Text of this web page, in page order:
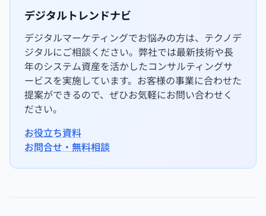
デジタルトレンドナビ
デジタルマーケティングでお悩みの方は、テクノデ
ジタルにご相談ください。弊社では最新技術や長
年のシステム資産を活かしたコンサルティングサ
ービスを実施しています。お客様の事業に合わせた
提案ができるので、ぜひお気軽にお問い合わせく
ださい。
お役立ち資料
お問合せ・無料相談